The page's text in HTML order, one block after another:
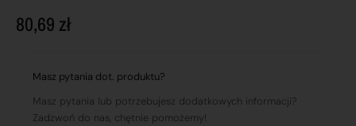
80,69 zł
Masz pytania dot. produktu?
Masz pytania lub potrzebujesz dodatkowych informacji?
Zadzwoń do nas, chętnie pomożemy!